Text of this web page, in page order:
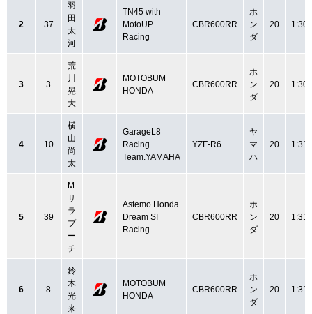
2 37
羽
田
太
河
TN45 with
MotoUP
Racing
CBR600RR
ホ
ン
ダ
20
3 3
荒
川
晃
大
MOTOBUM
HONDA
CBR600RR
ホ
ン
ダ
20
4 10
横
山
尚
太
GarageL8
Racing
Team.YAMAHA
YZF-R6
ヤ
マ
ハ
20
5 39
M.
サ
ラ
プ
ー
チ
Astemo Honda
Dream SI
Racing
CBR600RR
ホ
ン
ダ
20
6 8
鈴
木
光
来
MOTOBUM
HONDA
CBR600RR
ホ
ン
ダ
20